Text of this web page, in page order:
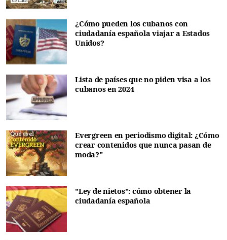
¿Cómo pueden los cubanos con
ciudadanía española viajar a Estados
Unidos?
Lista de países que no piden visa a los
cubanos en 2024
Evergreen en periodismo digital: ¿Cómo
crear contenidos que nunca pasan de
moda?"
"Ley de nietos": cómo obtener la
ciudadanía española